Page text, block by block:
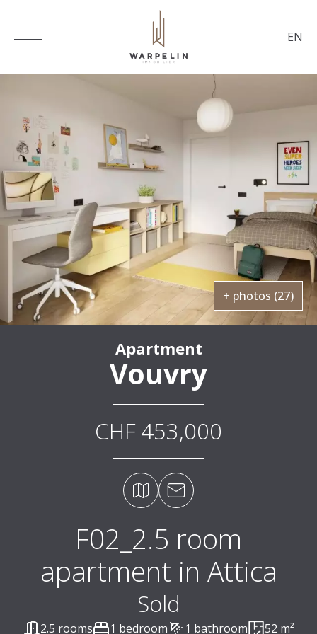
EN
+ photos (27)
Apartment
Vouvry
CHF 453,000
F02_2.5 room
apartment in Attica
Sold
2.5 rooms 1 bedroom 1 bathroom
52 m²